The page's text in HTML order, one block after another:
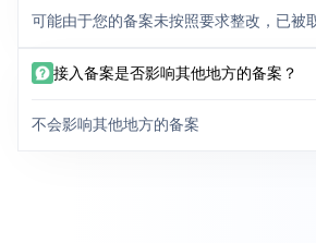
可能由于您的备案未按照要求整改，已被
接入备案是否影响其他地方的备案？
不会影响其他地方的备案